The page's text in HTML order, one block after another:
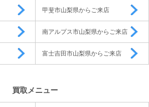
甲斐市山梨県からご来店
南アルプス市山梨県からご来店
富士吉田市山梨県からご来店
買取メニュー